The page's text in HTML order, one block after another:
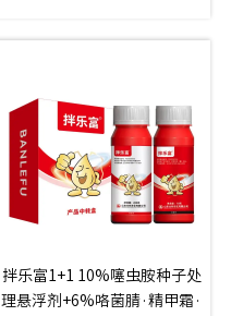
拌乐富1+1 10%噻虫胺种子处
理悬浮剂+6%咯菌腈·精甲霜·